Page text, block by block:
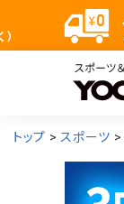
トップ スポーツ